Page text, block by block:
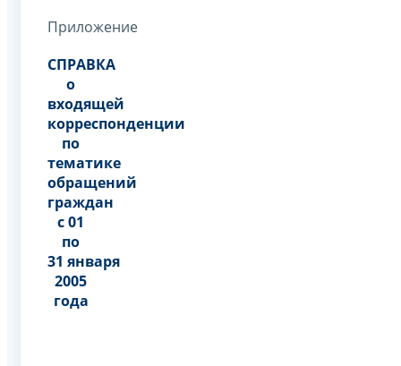
Приложение
СПРАВКА
о
входящей
корреспонденции
по
тематике
обращений
граждан
с 01
по
31 января
2005
года